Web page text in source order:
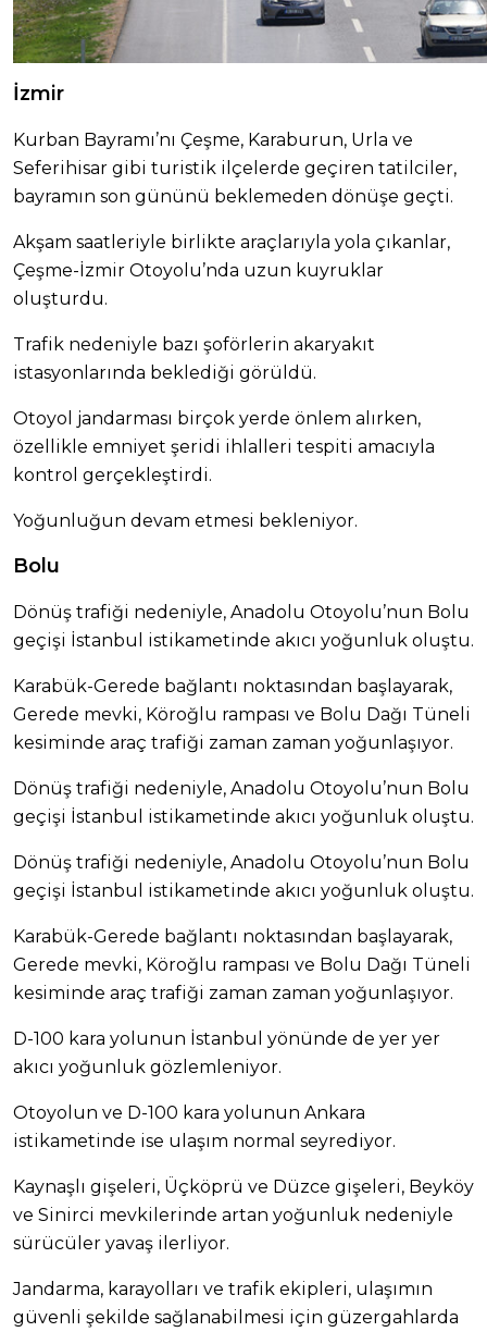
İzmir
Kurban Bayramı’nı Çeşme, Karaburun, Urla ve
Seferihisar gibi turistik ilçelerde geçiren tatilciler,
bayramın son gününü beklemeden dönüşe geçti.
Akşam saatleriyle birlikte araçlarıyla yola çıkanlar,
Çeşme-İzmir Otoyolu’nda uzun kuyruklar
oluşturdu.
Trafik nedeniyle bazı şoförlerin akaryakıt
istasyonlarında beklediği görüldü.
Otoyol jandarması birçok yerde önlem alırken,
özellikle emniyet şeridi ihlalleri tespiti amacıyla
kontrol gerçekleştirdi.
Yoğunluğun devam etmesi bekleniyor.
Bolu
Dönüş trafiği nedeniyle, Anadolu Otoyolu’nun Bolu
geçişi İstanbul istikametinde akıcı yoğunluk oluştu.
Karabük-Gerede bağlantı noktasından başlayarak,
Gerede mevki, Köroğlu rampası ve Bolu Dağı Tüneli
kesiminde araç trafiği zaman zaman yoğunlaşıyor.
Dönüş trafiği nedeniyle, Anadolu Otoyolu’nun Bolu
geçişi İstanbul istikametinde akıcı yoğunluk oluştu.
Dönüş trafiği nedeniyle, Anadolu Otoyolu’nun Bolu
geçişi İstanbul istikametinde akıcı yoğunluk oluştu.
Karabük-Gerede bağlantı noktasından başlayarak,
Gerede mevki, Köroğlu rampası ve Bolu Dağı Tüneli
kesiminde araç trafiği zaman zaman yoğunlaşıyor.
D-100 kara yolunun İstanbul yönünde de yer yer
akıcı yoğunluk gözlemleniyor.
Otoyolun ve D-100 kara yolunun Ankara
istikametinde ise ulaşım normal seyrediyor.
Kaynaşlı gişeleri, Üçköprü ve Düzce gişeleri, Beyköy
ve Sinirci mevkilerinde artan yoğunluk nedeniyle
sürücüler yavaş ilerliyor.
Jandarma, karayolları ve trafik ekipleri, ulaşımın
güvenli şekilde sağlanabilmesi için güzergahlarda